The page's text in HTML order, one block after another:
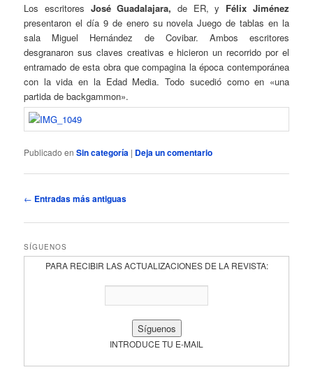
Los escritores José Guadalajara, de ER, y Félix Jiménez
presentaron el día 9 de enero su novela Juego de tablas en la
sala Miguel Hernández de Covibar. Ambos escritores
desgranaron sus claves creativas e hicieron un recorrido por el
entramado de esta obra que compagina la época contemporánea
con la vida en la Edad Media. Todo sucedió como en «una
partida de backgammon».
Publicado en Sin categoría | Deja un comentario
Navegación
entradas
← Entradas más antiguas
SÍGUENOS
PARA RECIBIR LAS ACTUALIZACIONES DE LA REVISTA:
INTRODUCE TU E-MAIL